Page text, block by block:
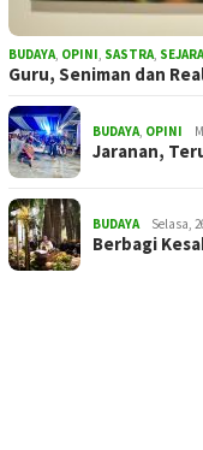
BUDAYA, OPINI, SASTRA,
Guru, Seniman dan
BUDAYA, OPINI
Jaranan,
BUDAYA Selasa,
Berbagi